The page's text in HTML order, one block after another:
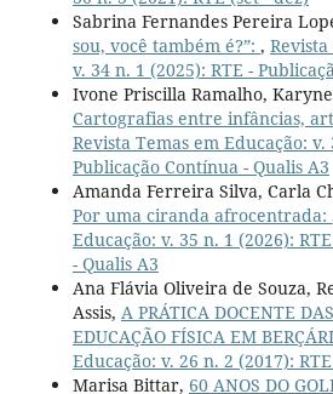
Sabrina Fernandes Pereira
sou, você também é?”: ,
v. 34 n. 1 (2025): RTE -
Ivone Priscilla Ramalho,
Cartografias entre infâncias,
Revista Temas em Educação: v.
Publicação Contínua - Qualis A3
Amanda Ferreira Silva, Carla
Por uma ciranda afrocentrada:
Educação: v. 35 n. 1 (2026):
- Qualis A3
Ana Flávia Oliveira de Souza,
Assis, A PRÁTICA DOCENTE
EDUCAÇÃO FÍSICA EM
Educação: v. 26 n. 2 (2017):
Marisa Bittar, 60 ANOS DO